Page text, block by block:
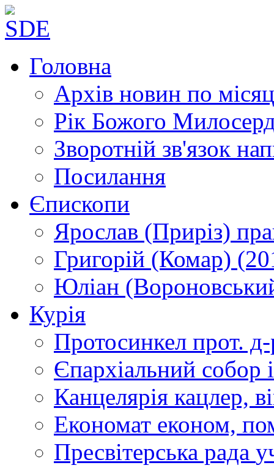
Головна
Архів новин по
Рік Божого
Зворотній зв'язок
Посилання
Єпископи
Ярослав (Приріз)
Григорій (Комар)
Юліан
Курія
Протосинкел прот.
Єпархіальний собор
Канцелярія кацлер,
Економат економ,
Пресвітерська рада